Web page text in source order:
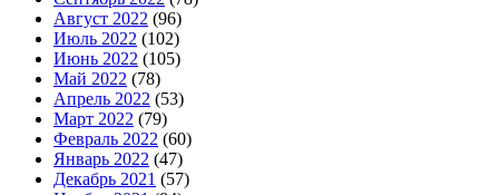
Август 2022 (96)
Июль 2022 (102)
Июнь 2022 (105)
Май 2022 (78)
Апрель 2022 (53)
Март 2022 (79)
Февраль 2022 (60)
Январь 2022 (47)
Декабрь 2021 (57)